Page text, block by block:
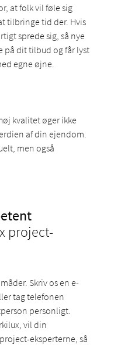
at folk vil føle sig
tilbringe tid der. Hvis
sprede sig, så nye
på dit tilbud og får lyst
egne øjne.
kvalitet øger ikke
af din ejendom.
men også
project-
Skriv os en e-
tag telefonen
personligt.
vil din
eksperterne, så